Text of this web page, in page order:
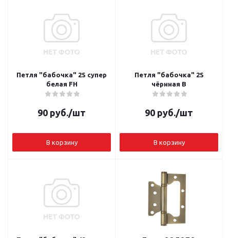
Петля "бабочка" 2S супер
белая FH
90 руб./шт
В корзину
Петля "бабочка" 2S
чёрнная B
90 руб./шт
В корзину